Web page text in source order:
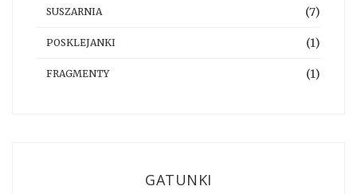
SUSZARNIA (7)
POSKLEJANKI (1)
FRAGMENTY (1)
GATUNKI